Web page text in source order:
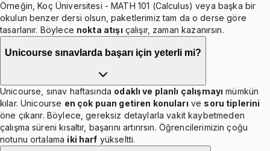
Örneğin, Koç Üniversitesi - MATH 101 (Calculus) veya başka bir
okulun benzer dersi olsun, paketlerimiz tam da o derse göre
tasarlanır. Böylece nokta atışı çalışır, zaman kazanırsın.
Unicourse sınavlarda başarı için yeterli mi?
Unicourse, sınav haftasında odaklı ve planlı çalışmayı mümkün
kılar. Unicourse en çok puan getiren konuları ve soru tiplerini
öne çıkarır. Böylece, gereksiz detaylarla vakit kaybetmeden
çalışma süreni kısaltır, başarını artırırsın. Öğrencilerimizin çoğu
notunu ortalama iki harf yükseltti.